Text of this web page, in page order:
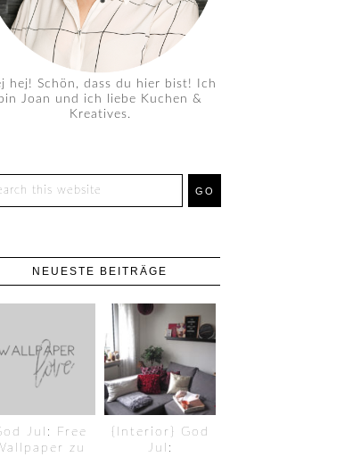
hej! Schön, dass du hier bist! Ich
Joan und ich liebe Kuchen &
Kreatives.
NEUESTE BEITRÄGE
Jul: Free
zu
{Interior} God
Jul: